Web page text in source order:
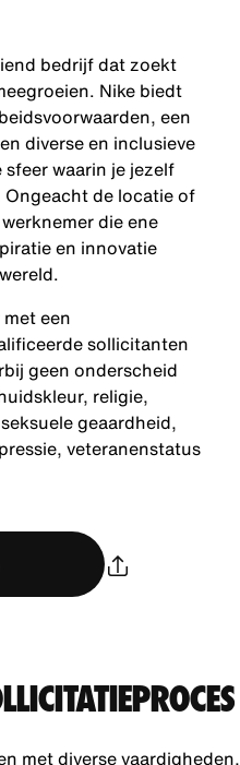
bedrijf dat zoekt
Nike biedt
een
diverse en inclusieve
waarin je jezelf
de locatie of
die ene
en innovatie
een
sollicitanten
geen onderscheid
religie,
geaardheid,
veteranenstatus
met diverse vaardigheden,